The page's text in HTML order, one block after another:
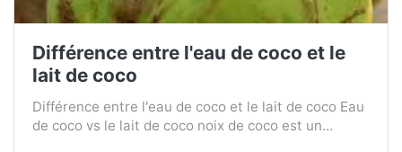
Différence entre l'eau de coco et le
lait de coco
Différence entre l'eau de coco et le lait de coco Eau
de coco vs le lait de coco noix de coco est un...